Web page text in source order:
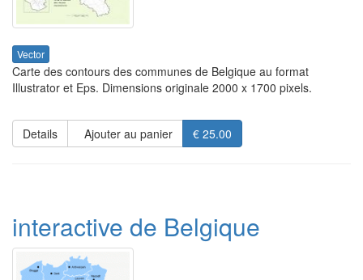
Vector
Carte des contours des communes de Belgique au format
Illustrator et Eps. Dimensions originale 2000 x 1700 pixels.
Details Ajouter au panier € 25.00
interactive de Belgique